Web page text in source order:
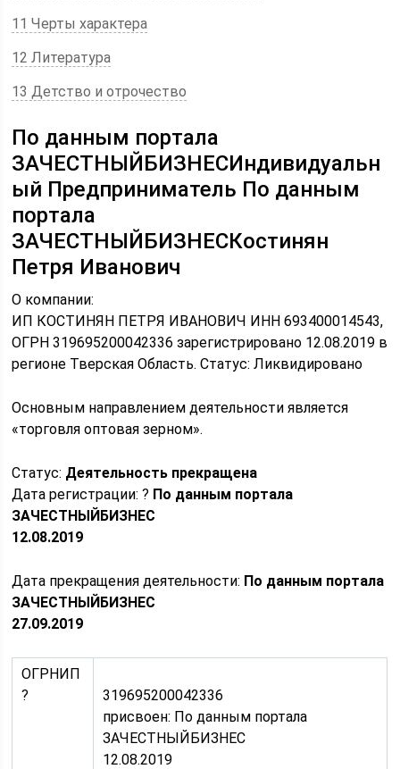
11 Черты характера
12 Литература
13 Детство и отрочество
По данным портала
ЗАЧЕСТНЫЙБИЗНЕСИндивидуальн
ый Предприниматель По данным
портала
ЗАЧЕСТНЫЙБИЗНЕСКостинян
Петря Иванович
О компании:
ИП КОСТИНЯН ПЕТРЯ ИВАНОВИЧ ИНН 693400014543,
ОГРН 319695200042336 зарегистрировано 12.08.2019 в
регионе Тверская Область. Статус: Ликвидировано
Основным направлением деятельности является
«торговля оптовая зерном».
Статус: Деятельность прекращена
Дата регистрации: ? По данным портала
ЗАЧЕСТНЫЙБИЗНЕС
12.08.2019
Дата прекращения деятельности: По данным портала
ЗАЧЕСТНЫЙБИЗНЕС
27.09.2019
ОГРНИП
?
319695200042336
присвоен: По данным портала
ЗАЧЕСТНЫЙБИЗНЕС
12.08.2019